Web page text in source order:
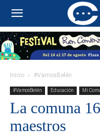
Inicio #VamosBelén
#VamosBelén Educación Mi
La comuna
maestros